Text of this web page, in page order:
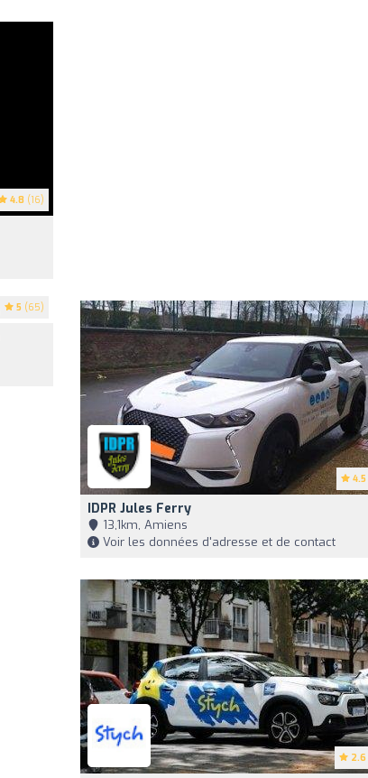
4.8 (16)
5 (65)
4.5
IDPR Jules Ferry
13,1km, Amiens
Voir les données d'adresse et de contact
2.6